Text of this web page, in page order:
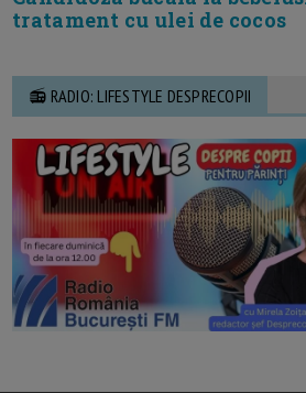
tratament cu ulei de cocos
📻 RADIO: LIFESTYLE DESPRECOPII